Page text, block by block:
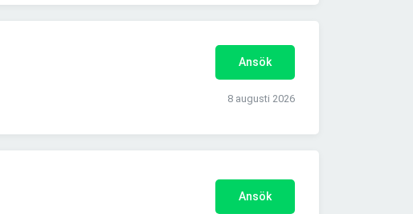
Ansök
8 augusti 2026
Ansök